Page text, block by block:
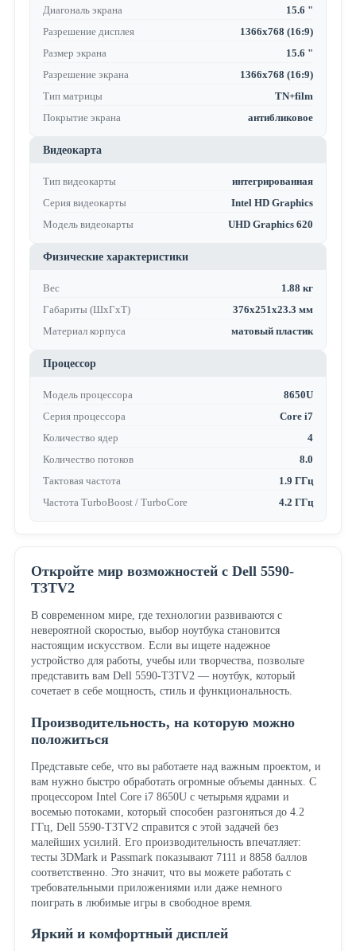
Диагональ экрана
15.6 "
Разрешение дисплея
1366x768 (16:9)
Размер экрана
15.6 "
Разрешение экрана
1366x768 (16:9)
Тип матрицы
TN+film
Покрытие экрана
антибликовое
Видеокарта
Тип видеокарты
интегрированная
Серия видеокарты
Intel HD Graphics
Модель видеокарты
UHD Graphics 620
Физические характеристики
Вес
1.88 кг
Габариты (ШхГхТ)
376x251x23.3 мм
Материал корпуса
матовый пластик
Процессор
Модель процессора
8650U
Серия процессора
Core i7
Количество ядер
4
Количество потоков
8.0
Тактовая частота
1.9 ГГц
Частота TurboBoost / TurboCore
4.2 ГГц
Откройте мир возможностей с Dell 5590-
T3TV2
В современном мире, где технологии развиваются с
невероятной скоростью, выбор ноутбука становится
настоящим искусством. Если вы ищете надежное
устройство для работы, учебы или творчества, позвольте
представить вам Dell 5590-T3TV2 — ноутбук, который
сочетает в себе мощность, стиль и функциональность.
Производительность, на которую можно
положиться
Представьте себе, что вы работаете над важным проектом, и
вам нужно быстро обработать огромные объемы данных. С
процессором Intel Core i7 8650U с четырьмя ядрами и
восемью потоками, который способен разгоняться до 4.2
ГГц, Dell 5590-T3TV2 справится с этой задачей без
малейших усилий. Его производительность впечатляет:
тесты 3DMark и Passmark показывают 7111 и 8858 баллов
соответственно. Это значит, что вы можете работать с
требовательными приложениями или даже немного
поиграть в любимые игры в свободное время.
Яркий и комфортный дисплей